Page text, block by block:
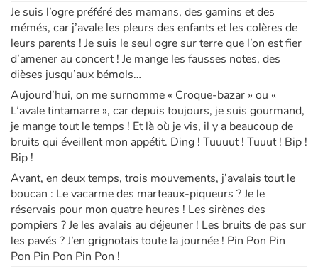
Je suis l’ogre préféré des mamans, des gamins et des
mémés, car j’avale les pleurs des enfants et les colères de
leurs parents ! Je suis le seul ogre sur terre que l’on est fier
d’amener au concert ! Je mange les fausses notes, des
dièses jusqu’aux bémols…
Aujourd’hui, on me surnomme « Croque-bazar » ou «
L’avale tintamarre », car depuis toujours, je suis gourmand,
je mange tout le temps ! Et là où je vis, il y a beaucoup de
bruits qui éveillent mon appétit. Ding ! Tuuuut ! Tuuut ! Bip !
Bip !
Avant, en deux temps, trois mouvements, j’avalais tout le
boucan : Le vacarme des marteaux-piqueurs ? Je le
réservais pour mon quatre heures ! Les sirènes des
pompiers ? Je les avalais au déjeuner ! Les bruits de pas sur
les pavés ? J’en grignotais toute la journée ! Pin Pon Pin
Pon Pin Pon Pin Pon !